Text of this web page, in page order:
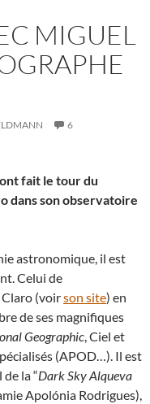
MIGUEL
6
fait le tour du
dans son observatoire
astronomique, il est
Celui de
(voirson site) en
de ses magnifiques
Geographic, Ciel et
(APOD…). Il est
la “Dark Sky Alqueva
Apolónia Rodrigues),